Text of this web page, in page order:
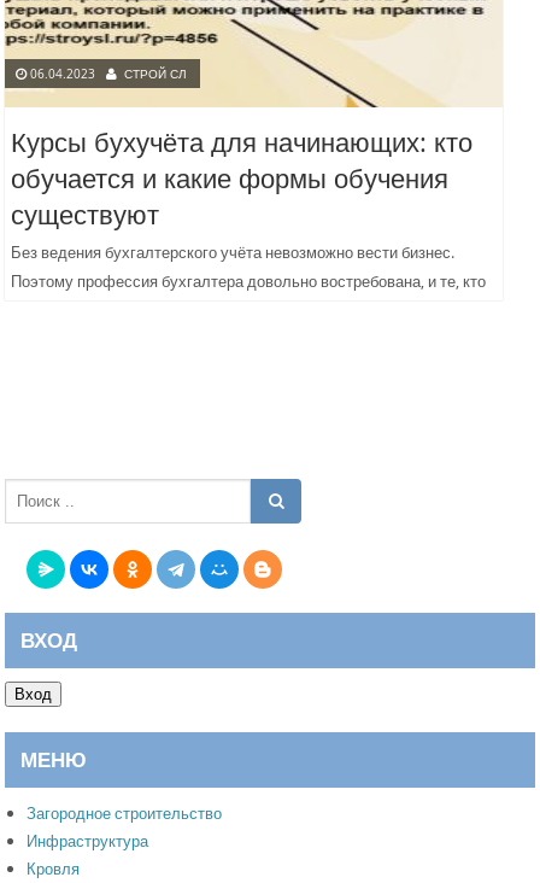
06.04.2023 СТРОЙ СЛ
Курсы бухучёта для начинающих: кто
обучается и какие формы обучения
существуют
Без ведения бухгалтерского учёта невозможно вести бизнес.
Поэтому профессия бухгалтера довольно востребована, и те, кто
ВХОД
Вход
МЕНЮ
Загородное строительство
Инфраструктура
Кровля